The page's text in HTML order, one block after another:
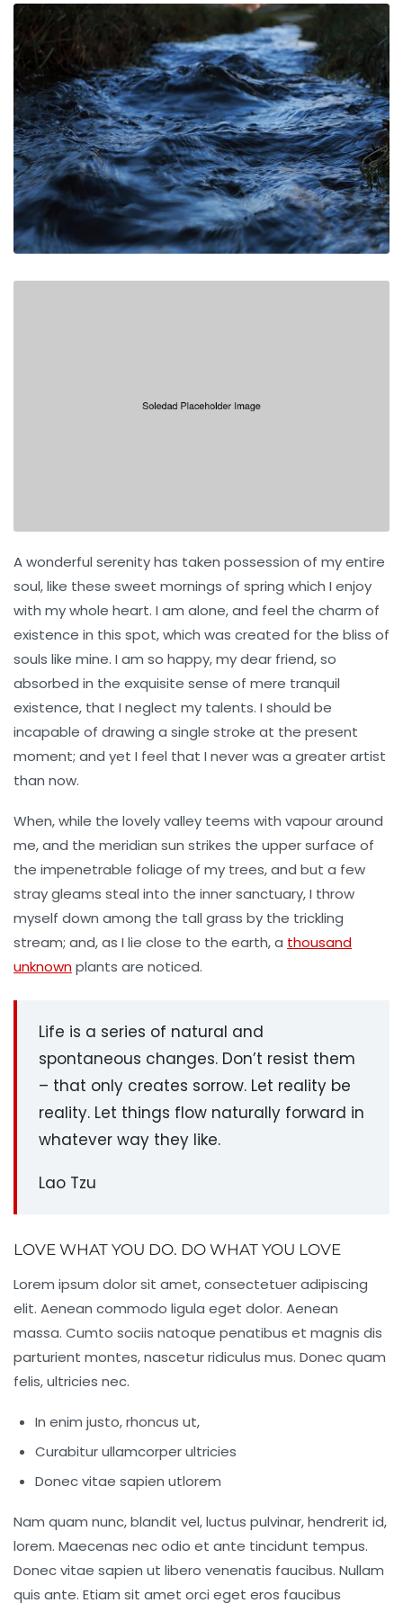
A wonderful serenity has taken possession of my entire
soul, like these sweet mornings of spring which I enjoy
with my whole heart. I am alone, and feel the charm of
existence in this spot, which was created for the bliss of
souls like mine. I am so happy, my dear friend, so
absorbed in the exquisite sense of mere tranquil
existence, that I neglect my talents. I should be
incapable of drawing a single stroke at the present
moment; and yet I feel that I never was a greater artist
than now.
When, while the lovely valley teems with vapour around
me, and the meridian sun strikes the upper surface of
the impenetrable foliage of my trees, and but a few
stray gleams steal into the inner sanctuary, I throw
myself down among the tall grass by the trickling
stream; and, as I lie close to the earth, a thousand
unknownplants are noticed.
Life is a series of natural and
spontaneous changes. Don’t resist them
– that only creates sorrow. Let reality be
reality. Let things flow naturally forward in
whatever way they like.
Lao Tzu
LOVE WHAT YOU DO. DO WHAT YOU LOVE
Lorem ipsum dolor sit amet, consectetuer adipiscing
elit. Aenean commodo ligula eget dolor. Aenean
massa. Cumto sociis natoque penatibus et magnis dis
parturient montes, nascetur ridiculus mus. Donec quam
felis, ultricies nec.
In enim justo, rhoncus ut,
Curabitur ullamcorper ultricies
Donec vitae sapien utlorem
Nam quam nunc, blandit vel, luctus pulvinar, hendrerit id,
lorem. Maecenas nec odio et ante tincidunt tempus.
Donec vitae sapien ut libero venenatis faucibus. Nullam
quis ante. Etiam sit amet orci eget eros faucibus